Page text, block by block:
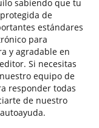
sabiendo que tu
de
estándares
para
y agradable en
Si necesitas
equipo de
responder todas
de nuestro